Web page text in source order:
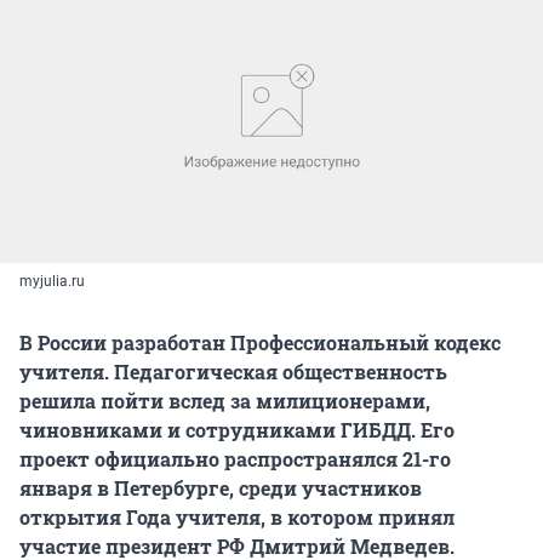
myjulia.ru
В России разработан Профессиональный кодекс
учителя. Педагогическая общественность
решила пойти вслед за милиционерами,
чиновниками и сотрудниками ГИБДД. Его
проект официально распространялся 21-го
января в Петербурге, среди участников
открытия Года учителя, в котором принял
участие президент РФ Дмитрий Медведев.